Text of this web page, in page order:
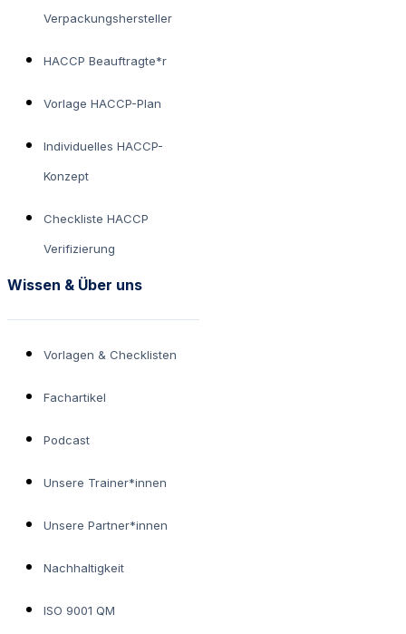
Verpackungshersteller
HACCP Beauftragte*r
Vorlage HACCP-Plan
Individuelles HACCP-
Konzept
Checkliste HACCP
Verifizierung
Wissen & Über uns
Vorlagen & Checklisten
Fachartikel
Podcast
Unsere Trainer*innen
Unsere Partner*innen
Nachhaltigkeit
ISO 9001 QM